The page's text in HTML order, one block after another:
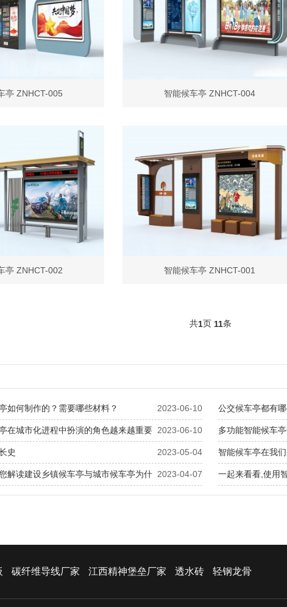
亭 ZNHCT-005 智能候车亭 ZNHCT-004
亭 ZNHCT-002 智能候车亭 ZNHCT-001
共1页 11条
2023-06-10
如何制作的？需要哪些材料？ 公交候车亭都有
2023-06-10
在城市化进程中扮演的角色越来越重要 多功能智能候车
2023-05-04
史 智能候车亭在我
2023-04-07
解读建设乡镇候车亭与城市候车亭为什 一起来看看,使用
碳纤维导线厂家 江西精神堡垒厂家 透水砖 轻钢龙骨